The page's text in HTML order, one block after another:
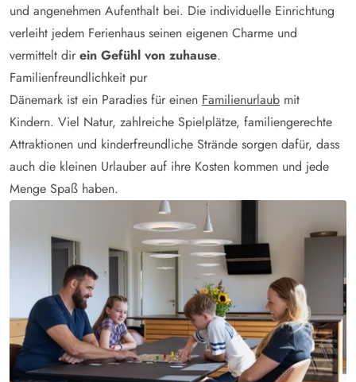
und angenehmen Aufenthalt bei. Die individuelle Einrichtung
verleiht jedem Ferienhaus seinen eigenen Charme und
vermittelt dir ein Gefühl von zuhause.
Familienfreundlichkeit pur
Dänemark ist ein Paradies für einen Familienurlaub mit
Kindern. Viel Natur, zahlreiche Spielplätze, familiengerechte
Attraktionen und kinderfreundliche Strände sorgen dafür, dass
auch die kleinen Urlauber auf ihre Kosten kommen und jede
Menge Spaß haben.